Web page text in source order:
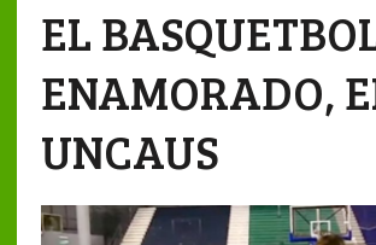
EL
ENAMORADO,
UNCAUS